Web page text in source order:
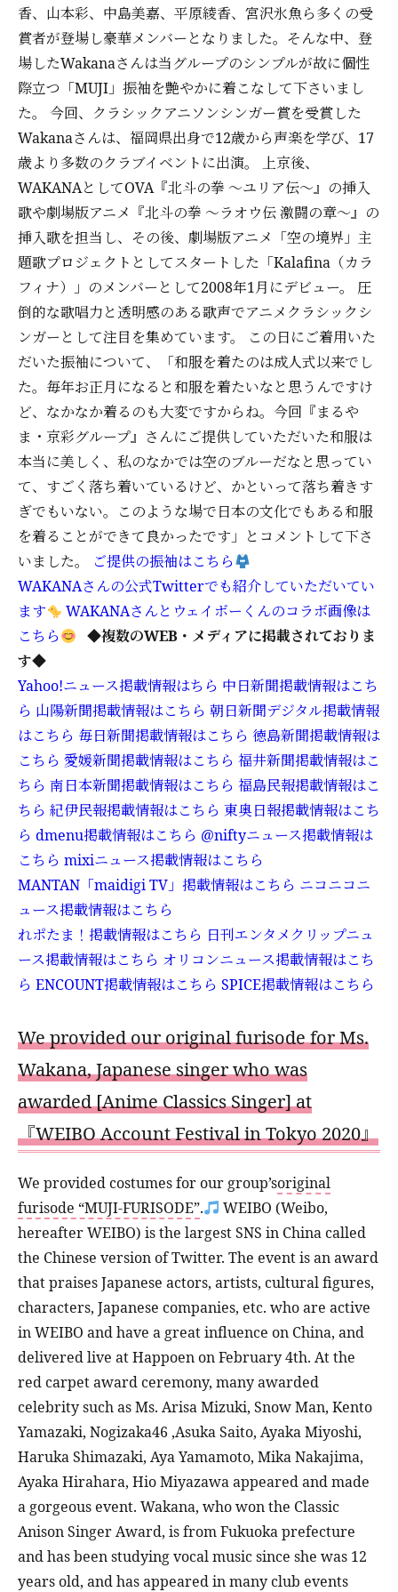
香、山本彩、中島美嘉、平原綾香、宮沢氷魚ら多くの受
賞者が登場し豪華メンバーとなりました。そんな中、登
場したWakanaさんは当グループのシンプルが故に個性
際立つ「MUJI」振袖を艶やかに着こなして下さいまし
た。 今回、クラシックアニソンシンガー賞を受賞した
Wakanaさんは、福岡県出身で12歳から声楽を学び、17
歳より多数のクラブイベントに出演。 上京後、
WAKANAとしてOVA『北斗の拳 ～ユリア伝～』の挿入
歌や劇場版アニメ『北斗の拳 ～ラオウ伝 激闘の章～』の
挿入歌を担当し、その後、劇場版アニメ「空の境界」主
題歌プロジェクトとしてスタートした「Kalafina（カラ
フィナ）」のメンバーとして2008年1月にデビュー。 圧
倒的な歌唱力と透明感のある歌声でアニメクラシックシ
ンガーとして注目を集めています。 この日にご着用いた
だいた振袖について、「和服を着たのは成人式以来でし
た。毎年お正月になると和服を着たいなと思うんですけ
ど、なかなか着るのも大変ですからね。今回『まるや
ま・京彩グループ』さんにご提供していただいた和服は
本当に美しく、私のなかでは空のブルーだなと思ってい
て、すごく落ち着いているけど、かといって落ち着きす
ぎでもいない。このような場で日本の文化でもある和服
を着ることができて良かったです」とコメントして下さ
いました。
ご提供の振袖はこちら
WAKANAさんの公式Twitterでも紹介していただいてい
ます
WAKANAさんとウェイボーくんのコラボ画像は
こちら
◆複数のWEB・メディアに掲載されておりま
す◆
Yahoo!ニュース掲載情報はちら 中日新聞掲載情報はこち
ら 山陽新聞掲載情報はこちら 朝日新聞デジタル掲載情報
はこちら 毎日新聞掲載情報はこちら 徳島新聞掲載情報は
こちら 愛媛新聞掲載情報はこちら 福井新聞掲載情報はこ
ちら 南日本新聞掲載情報はこちら 福島民報掲載情報はこ
ちら 紀伊民報掲載情報はこちら 東奥日報掲載情報はこち
ら dmenu掲載情報はこちら @niftyニュース掲載情報は
こちら mixiニュース掲載情報はこちら
MANTAN 「maidigi TV 」掲載情報はこちら ニコニコニ
ュース掲載情報はこちら
れポたま！掲載情報はこちら 日刊エンタメクリップニュ
ース掲載情報はこちら オリコンニュース掲載情報はこち
ら ENCOUNT掲載情報はこちら SPICE掲載情報はこちら
We provided our original furisode for Ms.
Wakana, Japanese singer who was
awarded [Anime Classics Singer] at
『WEIBO Account Festival in Tokyo 2020』
We provided costumes for our group’soriginal
furisode “MUJI-FURISODE”.
WEIBO (Weibo,
hereafter WEIBO) is the largest SNS in China called
the Chinese version of Twitter. The event is an award
that praises Japanese actors, artists, cultural figures,
characters, Japanese companies, etc. who are active
in WEIBO and have a great influence on China, and
delivered live at Happoen on February 4th. At the
red carpet award ceremony, many awarded
celebrity such as Ms. Arisa Mizuki, Snow Man, Kento
Yamazaki, Nogizaka46 ,Asuka Saito, Ayaka Miyoshi,
Haruka Shimazaki, Aya Yamamoto, Mika Nakajima,
Ayaka Hirahara, Hio Miyazawa appeared and made
a gorgeous event. Wakana, who won the Classic
Anison Singer Award, is from Fukuoka prefecture
and has been studying vocal music since she was 12
years old, and has appeared in many club events